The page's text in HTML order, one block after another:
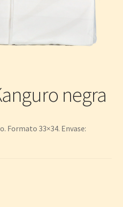
negra
Formato 33×34. Envase: